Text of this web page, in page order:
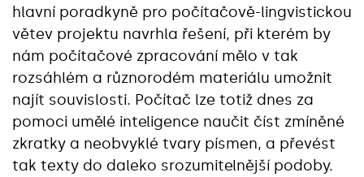
hlavní poradkyně pro počítačově-lingvistickou
větev projektu navrhla řešení, při kterém by
nám počítačové zpracování mělo v tak
rozsáhlém a různorodém materiálu umožnit
najít souvislosti. Počítač lze totiž dnes za
pomoci umělé inteligence naučit číst zmíněné
zkratky a neobvyklé tvary písmen, a převést
tak texty do daleko srozumitelnější podoby.